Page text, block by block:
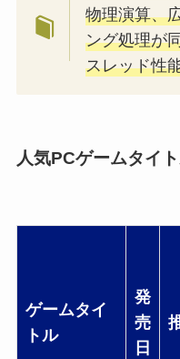
物理演算、
ング処理が
スレッド性
人気PCゲームタイ
ゲームタイ
トル
発
売
日